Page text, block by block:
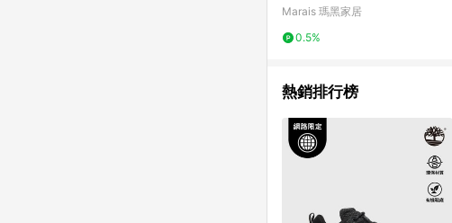
男44
Marais 瑪黑家居
0.5%
熱銷排行榜